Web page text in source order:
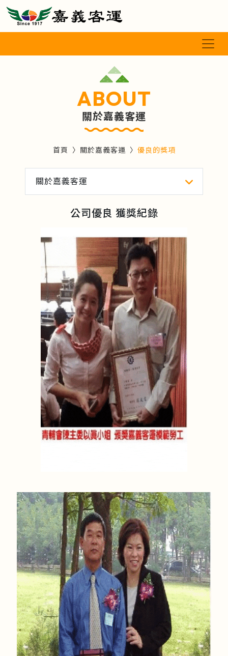
ABOUT
關於嘉義客運
首頁 關於嘉義客運 優良的獎項
關於嘉義客運
公司優良 獲獎紀錄